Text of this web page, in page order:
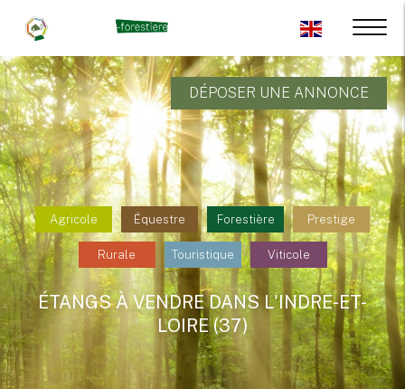
DÉPOSER UNE ANNONCE
Agricole Équestre Forestière Prestige
Rurale Touristique Viticole
ÉTANGS À VENDRE DANS L'INDRE-ET-
LOIRE (37)